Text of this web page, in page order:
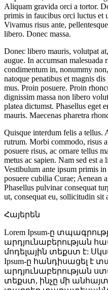
Aliquam gravida orci a tortor.
primis in faucibus orci luctus et
Vivamus risus ante,
libero. Donec massa.
Donec libero mauris, volutpat
augue. In accumsan malesuada
condimentum in, nonummy
natoque penatibus et magnis
mus. Proin posuere. Proin
dignissim massa non libero
platea dictumst. Phasellus eget
mauris. Maecenas pharetra
Quisque interdum felis a tellus.
rutrum. Morbi commodo, risus
posuere risus, ac ornare tellus
metus ac sapien. Nam sed est
Vestibulum ante ipsum primis
posuere cubilia Curae; Aenean
Phasellus pulvinar consequat
ut, consequat eu, sollicitudin sit
Հայերեն
Lorem Ipsum-ը
արդյունաբերության
մոդելային տեքստ է:
Ipsum-ը հանդիսացել է
արդյունաբերության
տեքստ, ինչը մի